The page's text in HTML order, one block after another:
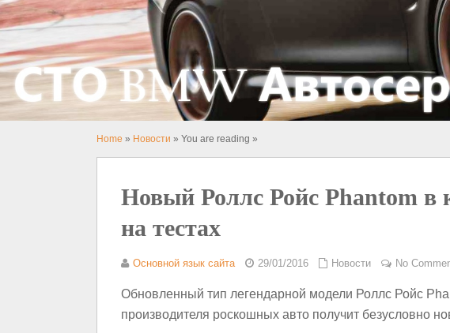
Home » Новости » You are reading »
Новый Роллс Ройс Phantom в
на тестах
Основной язык сайта 29/01/2016 Новости No
Обновленный тип легендарной модели Роллс Ройс
производителя роскошных авто получит безусловно